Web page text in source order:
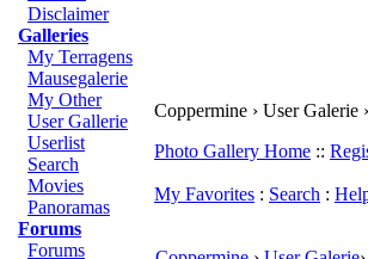
Disclaimer
Galleries
My Terragens
Mausegalerie
My Other
User Gallerie
Userlist
Search
Movies
Panoramas
Forums
Forums
Coppermine › User Galerie
Photo Gallery Home ::
My Favorites : Search :